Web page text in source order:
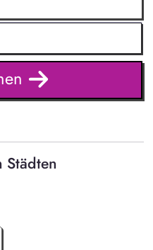
Städten